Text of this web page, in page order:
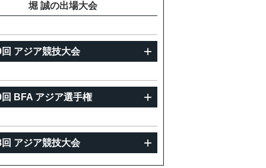
堀 誠の出場大会
アジア競技大会
BFA アジア選手権
アジア競技大会